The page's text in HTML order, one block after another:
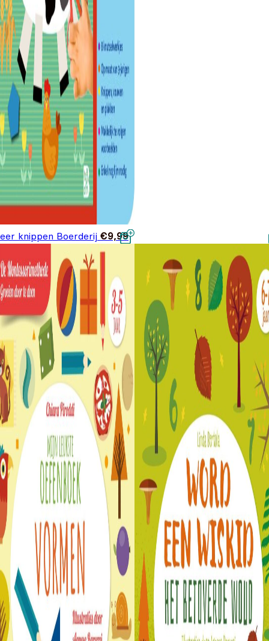
knippen Boerderij €9,99